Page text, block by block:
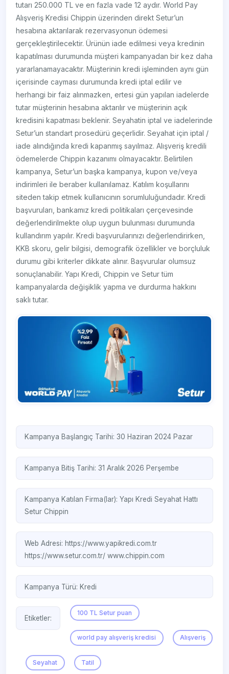
tutarı 250.000 TL ve en fazla vade 12 aydır. World Pay
Alışveriş Kredisi Chippin üzerinden direkt Setur’un
hesabına aktarılarak rezervasyonun ödemesi
gerçekleştirilecektir. Ürünün iade edilmesi veya kredinin
kapatılması durumunda müşteri kampanyadan bir kez daha
yararlanamayacaktır. Müşterinin kredi işleminden aynı gün
içerisinde cayması durumunda kredi iptal edilir ve
herhangi bir faiz alınmazken, ertesi gün yapılan iadelerde
tutar müşterinin hesabına aktarılır ve müşterinin açık
kredisini kapatması beklenir. Seyahatin iptal ve iadelerinde
Setur’un standart prosedürü geçerlidir. Seyahat için iptal /
iade alındığında kredi kapanmış sayılmaz. Alışveriş kredili
ödemelerde Chippin kazanımı olmayacaktır. Belirtilen
kampanya, Setur’un başka kampanya, kupon ve/veya
indirimleri ile beraber kullanılamaz. Katılım koşullarını
siteden takip etmek kullanıcının sorumluluğundadır. Kredi
başvuruları, bankamız kredi politikaları çerçevesinde
değerlendirilmekte olup uygun bulunması durumunda
kullandırım yapılır. Kredi başvurularınızı değerlendirirken,
KKB skoru, gelir bilgisi, demografik özellikler ve borçluluk
durumu gibi kriterler dikkate alınır. Başvurular olumsuz
sonuçlanabilir. Yapı Kredi, Chippin ve Setur tüm
kampanyalarda değişiklik yapma ve durdurma hakkını
saklı tutar.
Kampanya Başlangıç Tarihi: 30 Haziran 2024 Pazar
Kampanya Bitiş Tarihi: 31 Aralık 2026 Perşembe
Kampanya Katılan Firma(lar):Yapı Kredi Seyahat Hattı
SeturChippin
Web Adresi: https://www.yapikredi.com.tr
https://www.setur.com.tr/www.chippin.com
Kampanya Türü: Kredi
Etiketler:
100 TL Setur puan
world pay alışveriş kredisi Alışveriş
Seyahat Tatil